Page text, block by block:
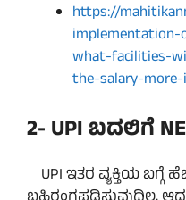
https://
what-facilities-
the-salary-
2- UPIಬದಲಿಗೆ
UPI ಇತರ ವ್ಯಕ್ತಿಯ ಬಗ್ಗೆ